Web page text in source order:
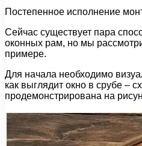
Постепенное исполнение
Сейчас существует пара
оконных рам, но мы
примере.
Для начала необходимо
как выглядит окно в срубе –
продемонстрирована на